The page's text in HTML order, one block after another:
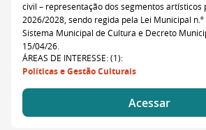
civil – representação dos segmentos artísticos
2026/2028, sendo regida pela Lei Municipal
Sistema Municipal de Cultura e Decreto
15/04/26.
ÁREAS DE INTERESSE: (1):
Políticas e Gestão Culturais
Acessar